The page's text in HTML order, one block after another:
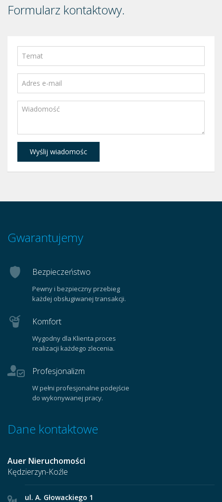
Formularz kontaktowy.
Wyślij wiadomośc
Gwarantujemy
Bezpieczeństwo
Pewny i bezpieczny przebieg
każdej obsługiwanej transakcji.
Komfort
Wygodny dla Klienta proces
realizacji każdego zlecenia.
Profesjonalizm
W pełni profesjonalne podejście
do wykonywanej pracy.
Dane kontaktowe
Auer Nieruchomości
Kędzierzyn-Koźle
ul. A. Głowackiego 1